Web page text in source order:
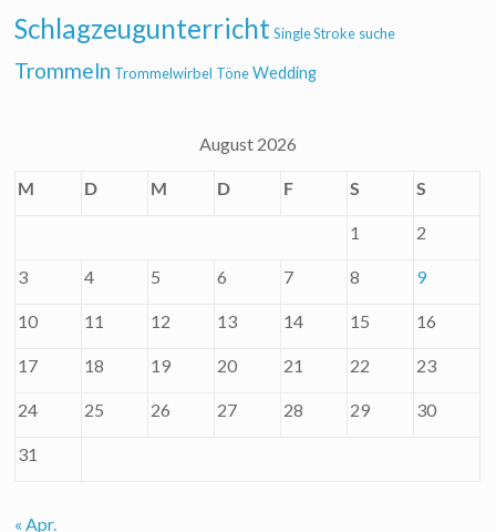
Schlagzeugunterricht Single Stroke suche
Trommeln Trommelwirbel Töne Wedding
August 2026
M D M D F S S
1 2
3 4 5 6 7 8 9
10 11 12 13 14 15 16
17 18 19 20 21 22 23
24 25 26 27 28 29 30
31
« Apr.